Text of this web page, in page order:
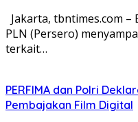
Jakarta, tbntimes.com
PLN (Persero)
terkait…
PERFIMA dan Polri
Pembajakan Film Digital